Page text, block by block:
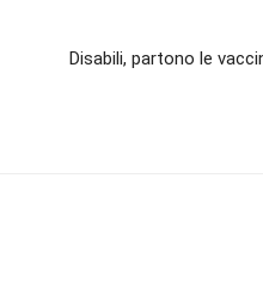
Disabili, partono le